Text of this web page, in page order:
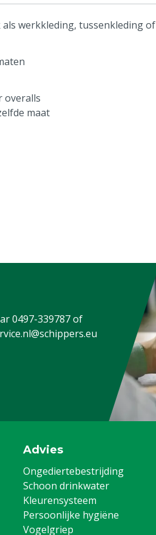
werkkleding, tussenkleding of
overalls
maat
0497-339787of
Advies
Ongediertebestrijding
Schoon drinkwater
Kleurensysteem
Persoonlijke hygiëne
Vogelgriep